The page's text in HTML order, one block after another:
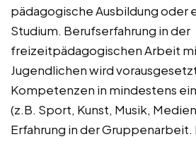
pädagogische Ausbildung oder
Studium. Berufserfahrung in der
freizeitpädagogischen Arbeit
Jugendlichen wird
Kompetenzen in mindestens
(z.B. Sport, Kunst, Musik,
Erfahrung in der Gruppenarbeit.